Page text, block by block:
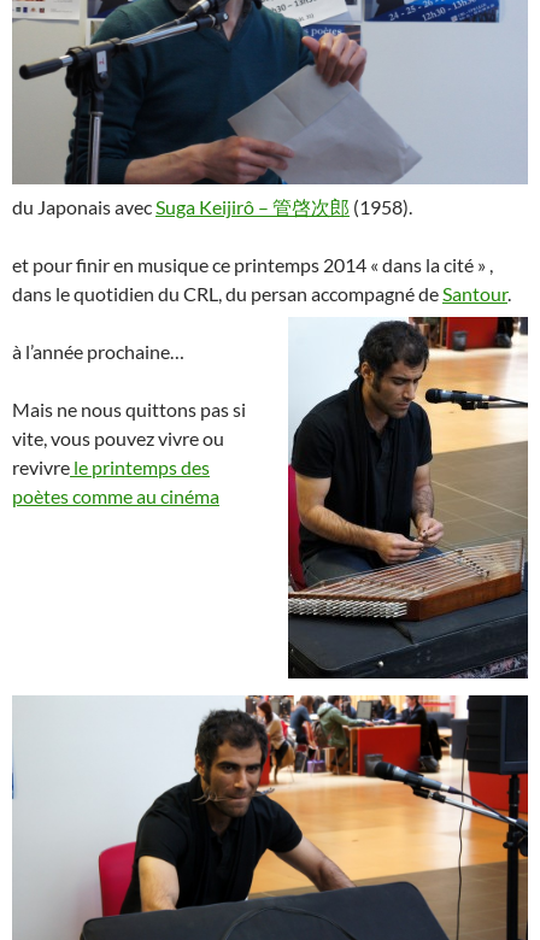
du Japonais avecSuga Keijirô – 管啓次郎 (1958).
et pour finir en musique ce printemps 2014 « dans la cité » ,
dans le quotidien du CRL, du persan accompagné deSantour.
à l’année prochaine…
Mais ne nous quittons pas si
vite, vous pouvez vivre ou
revivre le printemps des
poètes comme au cinéma